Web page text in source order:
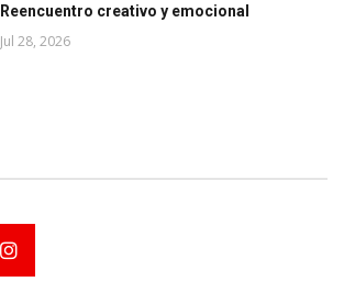
Reencuentro creativo y emocional
Jul 28, 2026